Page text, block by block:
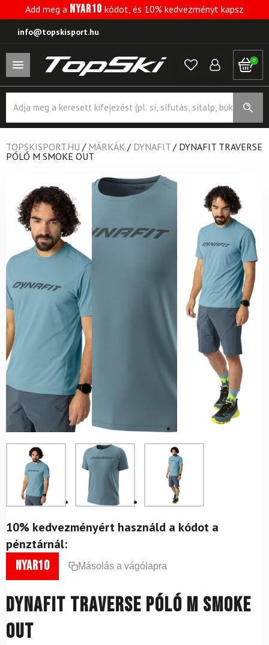
Add meg a NYAR10 kódot, és 10% kedvezményt kapsz
info@topskisport.hu
0
search
TOPSKISPORT.HU / MÁRKÁK / DYNAFIT / DYNAFIT TRAVERSE
PÓLÓ M SMOKE OUT
10% kedvezményért használd a kódot a
pénztárnál:
nyar10 Másolás a vágólapra
DYNAFIT Traverse póló M Smoke
Out